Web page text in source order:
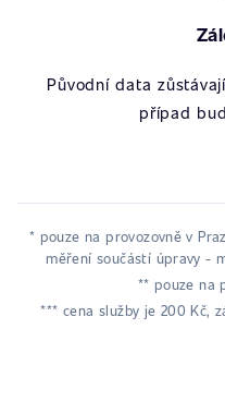
Původní data
případ
* pouze na provozovně v
měření součástí úpravy -
** pouze na
*** cena služby je 200 Kč,